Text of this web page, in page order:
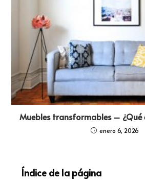
Muebles transformables – ¿Qué
enero 6, 2026
Índice de la página